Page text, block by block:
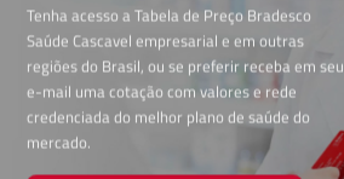
Tenha acesso a Tabela de Preço Bradesco
Saúde Cascavel empresarial e em outras
regiões do Brasil, ou se preferir receba em seu
e-mail uma cotação com valores e rede
credenciada do melhor plano de saúde do
mercado.